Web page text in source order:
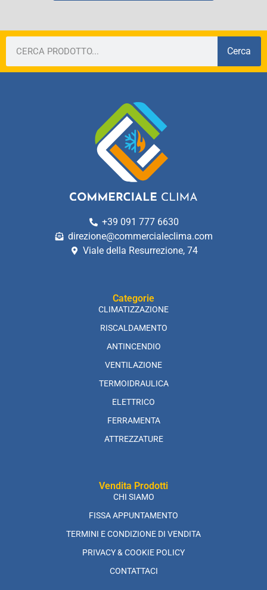
Cerca
+39 091 777 6630
direzione@commercialeclima.com
Viale della Resurrezione, 74
Categorie
CLIMATIZZAZIONE
RISCALDAMENTO
ANTINCENDIO
VENTILAZIONE
TERMOIDRAULICA
ELETTRICO
FERRAMENTA
ATTREZZATURE
Vendita Prodotti
CHI SIAMO
FISSA APPUNTAMENTO
TERMINI E CONDIZIONE DI VENDITA
PRIVACY & COOKIE POLICY
CONTATTACI